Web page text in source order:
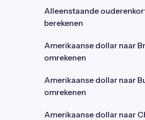
Alleenstaande
berekenen
Amerikaanse dollar naar
omrekenen
Amerikaanse dollar naar
omrekenen
Amerikaanse dollar naar